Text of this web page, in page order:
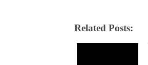
Related Posts: